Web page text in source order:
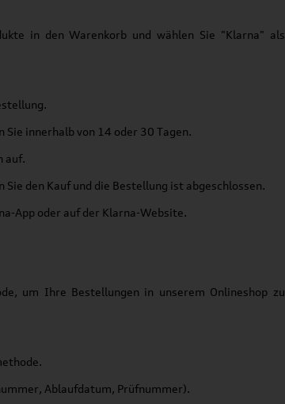
in den Warenkorb und wählen Sie "Klarna" als
innerhalb von 14 oder 30 Tagen.
auf.
den Kauf und die Bestellung ist abgeschlossen.
App oder auf der Klarna-Website.
um Ihre Bestellungen in unserem Onlineshop zu
Ablaufdatum, Prüfnummer).